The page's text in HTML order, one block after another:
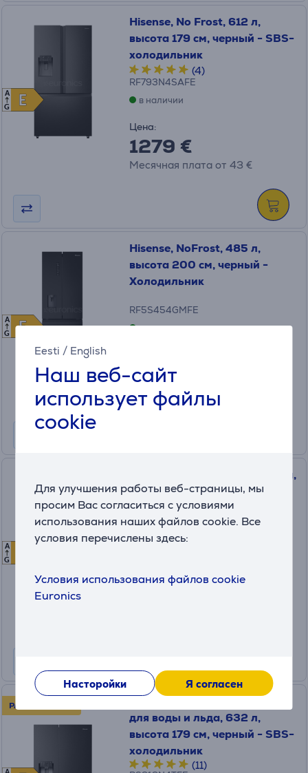
Eesti / English
Наш веб-сайт
использует файлы
cookie
Для улучшения работы веб-страницы, мы
просим Вас согласиться с условиями
использования наших файлов cookie. Все
условия перечислены здесь:
Условия использования файлов cookie
Euronics
Насторойки Я согласен
E
E
A
G
Hisense, No Frost, 612 л,
высота 179 см, черный - SBS-
холодильник
(4)
RF793N4SAFE
в наличии
Цена:
1279 €
Месячная плата от 43 €
E
E
A
G
Hisense, NoFrost, 485 л,
высота 200 см, черный -
Холодильник
RF5S454GMFE
в наличии
849.99 €
Месячная плата от 29 €
A
G
Hisense, 255 л, высота 180 см,
серый - Холодильник
(5)
RB329N4ACE
Цена:
РАСПРОДАЖА!
Hisense, No Frost, диспенсер
для воды и льда, 632 л,
высота 179 см, черный - SBS-
холодильник
(11)